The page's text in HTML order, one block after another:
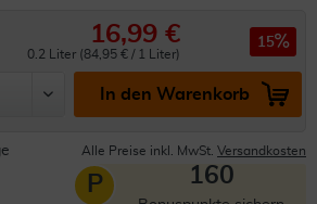
16,99 €
0.2 Liter (84,95 € / 1 Liter)
15
In den Warenkorb
Alle Preise inkl. MwSt. Versandkosten
P 160